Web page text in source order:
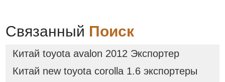
Связанный Поиск
Китай toyota avalon 2012 Экспортер
Китай new toyota corolla 1.6 экспортеры